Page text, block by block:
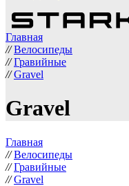
Главная
// Велосипеды
// Гравийные
// Gravel
Gravel
Главная
// Велосипеды
// Гравийные
// Gravel